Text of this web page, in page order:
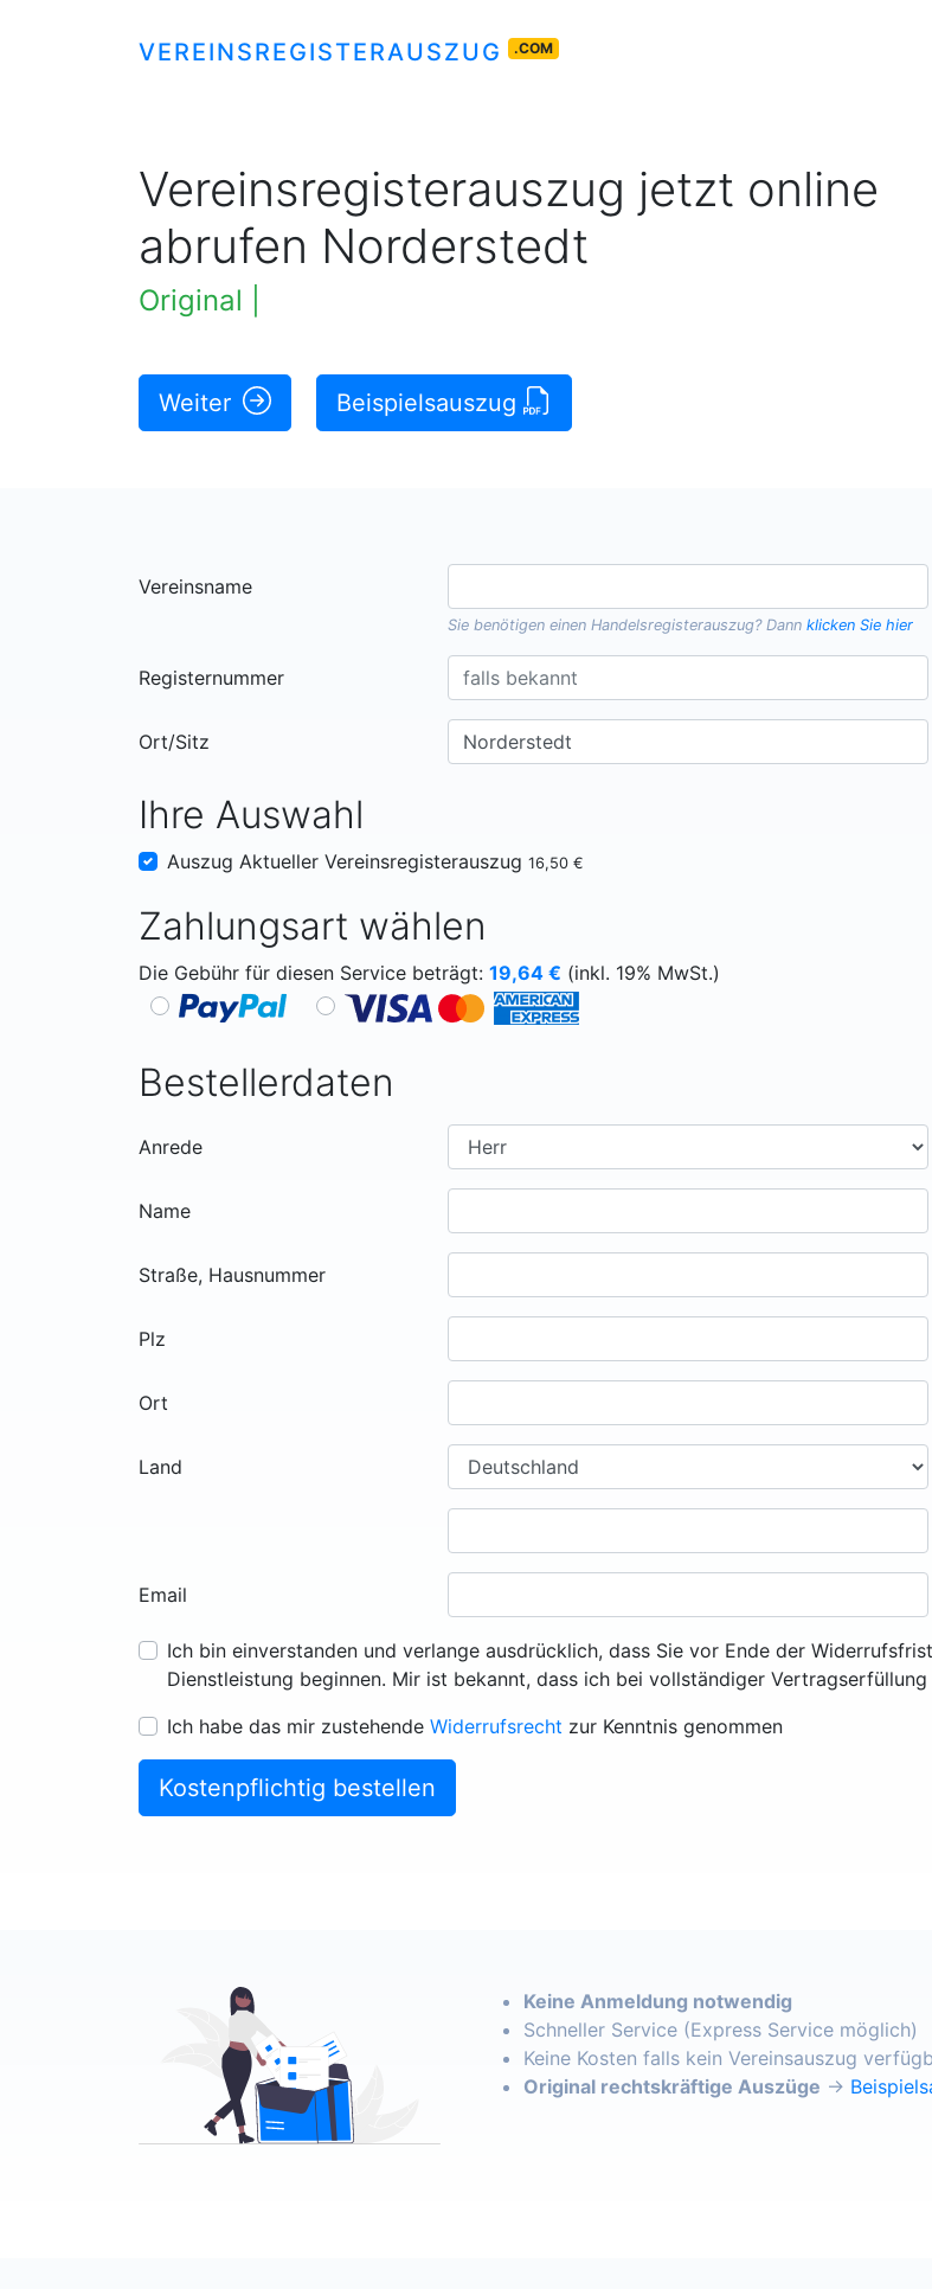
VEREINSREGISTERAUSZUG .COM
Vereinsregisterauszug jetzt online
abrufen Norderstedt
Original rechtskräftige Auszüge
Weiter Beispielsauszug
Vereinsname
Sie benötigen einenHandelsregisterauszug? Dannklicken Sie hier
Registernummer
Ort/Sitz
Ihre Auswahl
Auszug Aktueller Vereinsregisterauszug 16,50 €
Zahlungsart wählen
Die Gebühr für diesen Service beträgt: 19,64 € (inkl. 19% MwSt.)
Bestellerdaten
Anrede
Name
Straße, Hausnummer
Plz
Ort
Land
Email
Ich bin einverstanden und verlange ausdrücklich, dass Sie vor Ende der
Dienstleistung beginnen. Mir ist bekannt, dass ich bei vollständiger
Ich habe das mir zustehende Widerrufsrecht zur Kenntnis genommen
Kostenpflichtig bestellen
Keine Anmeldung notwendig
Schneller Service (Express Service möglich)
Keine Kosten falls kein Vereinsauszug
Original rechtskräftige Auszüge →